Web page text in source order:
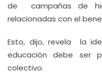
de campañas de
relacionadas con el
Esto, dijo, revela la
educación debe ser
colectivo.